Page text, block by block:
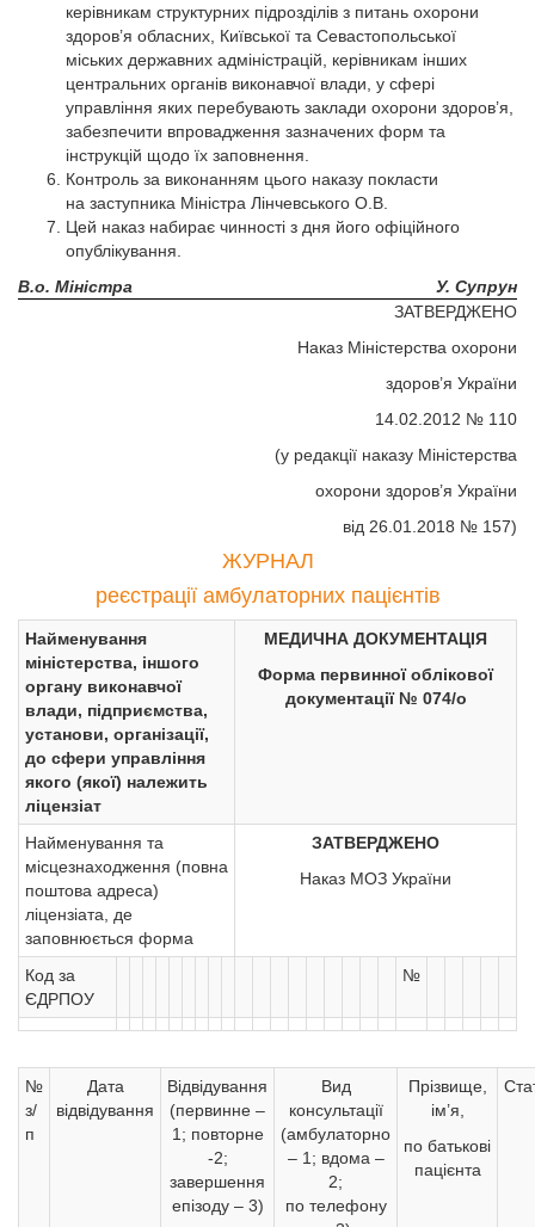
керівникам структурних підрозділів з питань охорони
здоров’я обласних, Київської та Севастопольської
міських державних адміністрацій, керівникам інших
центральних органів виконавчої влади, у сфері
управління яких перебувають заклади охорони здоров’я,
забезпечити впровадження зазначених форм та
інструкцій щодо їх заповнення.
Контроль за виконанням цього наказу покласти
на заступника Міністра Лінчевського О.В.
Цей наказ набирає чинності з дня його офіційного
опублікування.
В.о. Міністра
У. Супрун
ЗАТВЕРДЖЕНО
Наказ Міністерства охорони
здоров’я України
14.02.2012 № 110
(у редакції наказу Міністерства
охорони здоров’я України
від 26.01.2018 № 157)
ЖУРНАЛ
реєстрації амбулаторних пацієнтів
Найменування
міністерства, іншого
органу виконавчої
влади, підприємства,
установи, організації,
до сфери управління
якого (якої) належить
ліцензіат
МЕДИЧНА ДОКУМЕНТАЦІЯ
Форма первинної облікової
документації № 074/о
Найменування та
місцезнаходження (повна
поштова адреса)
ліцензіата, де
заповнюється форма
ЗАТВЕРДЖЕНО
Наказ МОЗ України
Код за
ЄДРПОУ
№
№
з/
п
Дата
відвідування
Відвідування
(первинне –
1; повторне
-2;
завершення
епізоду – 3)
Вид
консультації
(амбулаторно
– 1; вдома –
2;
по телефону
Прізвище,
ім’я,
по батькові
пацієнта